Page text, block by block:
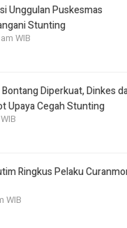
Unggulan Puskesmas
Stunting
WIB
Diperkuat, Dinkes
Upaya Cegah Stunting
Ringkus Pelaku
WIB